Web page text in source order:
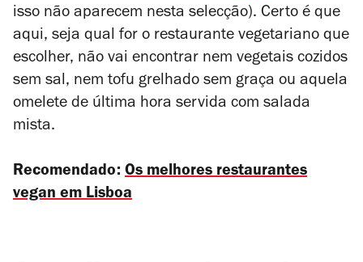
isso não aparecem nesta selecção). Certo é que
aqui, seja qual for o restaurante vegetariano que
escolher, não vai encontrar nem vegetais cozidos
sem sal, nem tofu grelhado sem graça ou aquela
omelete de última hora servida com salada
mista.
Recomendado: Os melhores restaurantes
vegan em Lisboa